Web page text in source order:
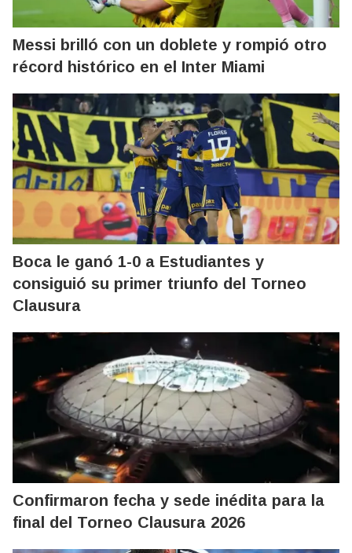
Messi brilló con un doblete y rompió otro
récord histórico en el Inter Miami
Boca le ganó 1-0 a Estudiantes y
consiguió su primer triunfo del Torneo
Clausura
Confirmaron fecha y sede inédita para la
final del Torneo Clausura 2026